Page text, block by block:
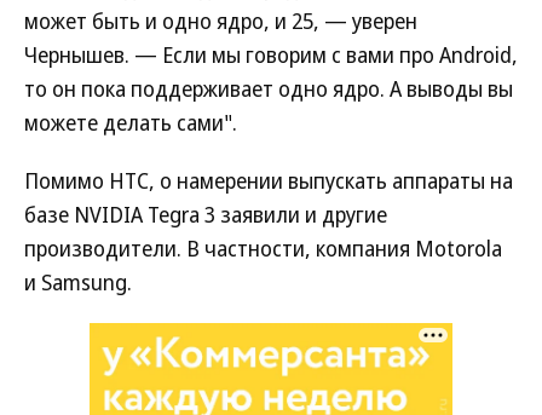
может быть и одно ядро, и 25, — уверен
Чернышев. — Если мы говорим с вами про Android,
то он пока поддерживает одно ядро. А выводы вы
можете делать сами".
Помимо HTC, о намерении выпускать аппараты на
базе NVIDIA Tegra 3 заявили и другие
производители. В частности, компания Motorola
и Samsung.